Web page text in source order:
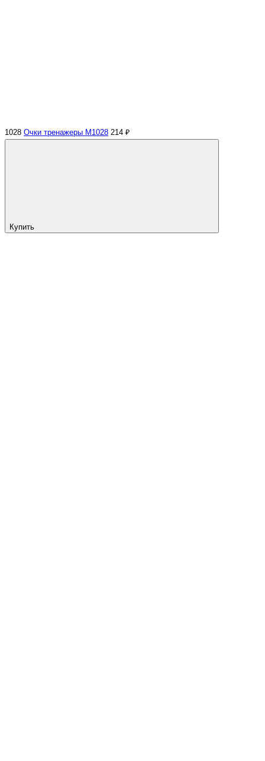
1028 Очки тренажеры M1028 214 ₽
Купить